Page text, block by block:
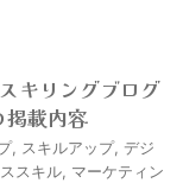
キリングブログ
掲載内容
, スキルアップ, デジ
スキル, マーケティン